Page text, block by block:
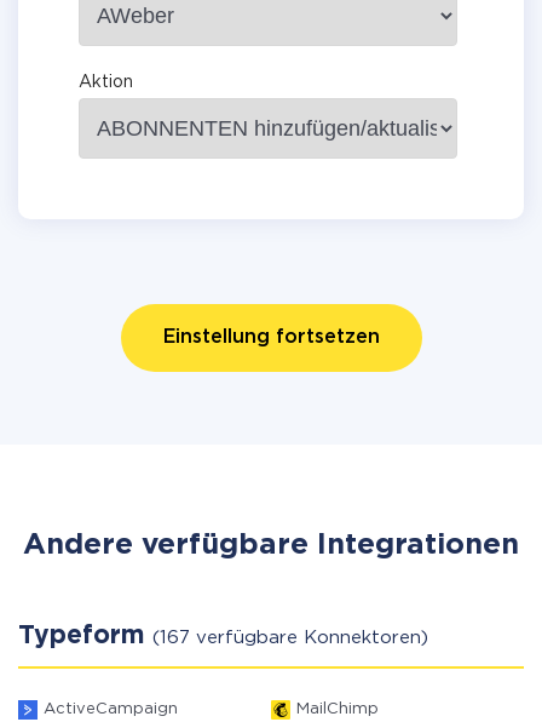
Aktion
Einstellung fortsetzen
Andere verfügbare Integrationen
Typeform (167 verfügbare Konnektoren)
ActiveCampaign MailChimp